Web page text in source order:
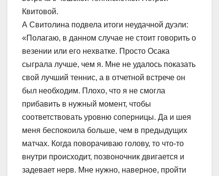
Квитовой.
А Свитолина подвела итоги неудачной дуэли:
«Полагаю, в данном случае не стоит говорить о
везении или его нехватке. Просто Осака
сыграла лучше, чем я. Мне не удалось показать
свой лучший теннис, а в отчетной встрече он
был необходим. Плохо, что я не смогла
прибавить в нужный момент, чтобы
соответствовать уровню соперницы. Да и шея
меня беспокоила больше, чем в предыдущих
матчах. Когда поворачиваю голову, то что-то
внутри происходит, позвоночник двигается и
задевает нерв. Мне нужно, наверное, пройти